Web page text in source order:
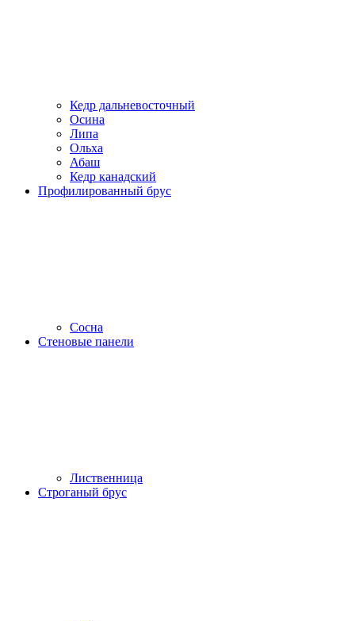
Кедр дальневосточный
Осина
Липа
Ольха
Абаш
Кедр канадский
Профилированный брус
Сосна
Стеновые панели
Лиственница
Строганый брус